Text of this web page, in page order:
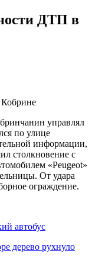
ДТП в
управлял
по улице
информации,
столкновение с
«Peugeot»
От удара
ограждение.
автобус
дерево рухнуло